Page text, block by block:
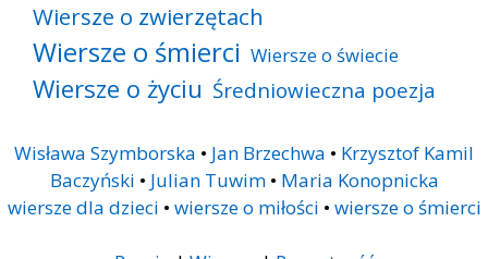
Wiersze o zwierzętach
Wiersze o śmierci Wiersze o świecie
Wiersze o życiu Średniowieczna poezja
Wisława Szymborska • Jan Brzechwa • Krzysztof Kamil
Baczyński • Julian Tuwim• Maria Konopnicka
wiersze dla dzieci • wiersze o miłości • wiersze o śmierci